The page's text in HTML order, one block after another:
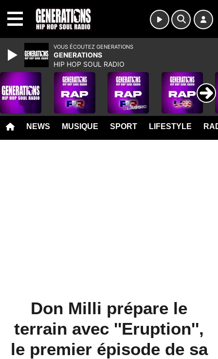
NEWS MUSIQUE SPORT LIFESTYLE
Don Milli prépare le
terrain avec ''Eruption'',
le premier épisode de sa
VOUS ÉCOUTEZ GENERATIONS
GENERATIONS
HIP HOP SOUL RADIO